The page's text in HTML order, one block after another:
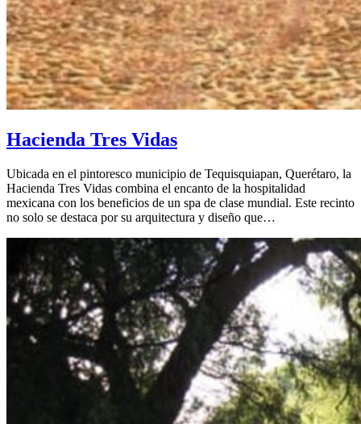
Hacienda Tres Vidas
Ubicada en el pintoresco municipio de Tequisquiapan, Querétaro, la
Hacienda Tres Vidas combina el encanto de la hospitalidad
mexicana con los beneficios de un spa de clase mundial. Este recinto
no solo se destaca por su arquitectura y diseño que…